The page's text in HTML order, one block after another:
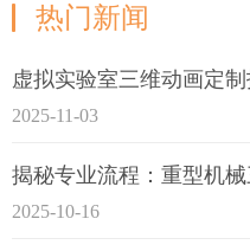
热门新闻
虚拟实验室三维动画定
2025-11-03
揭秘专业流程：重型机
2025-10-16